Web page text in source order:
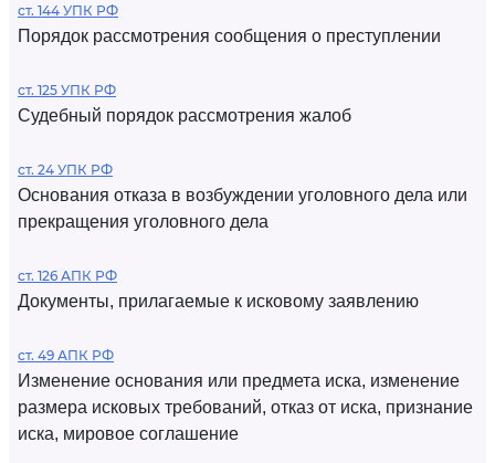
ст. 144 УПК РФ
Порядок рассмотрения сообщения о преступлении
ст. 125 УПК РФ
Судебный порядок рассмотрения жалоб
ст. 24 УПК РФ
Основания отказа в возбуждении уголовного дела или
прекращения уголовного дела
ст. 126 АПК РФ
Документы, прилагаемые к исковому заявлению
ст. 49 АПК РФ
Изменение основания или предмета иска, изменение
размера исковых требований, отказ от иска, признание
иска, мировое соглашение